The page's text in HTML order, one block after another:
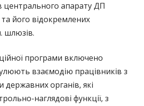
центрального апарату ДП
його відокремлених
шлюзів.
програми включено
взаємодію працівників з
органів, які
наглядові функції, з